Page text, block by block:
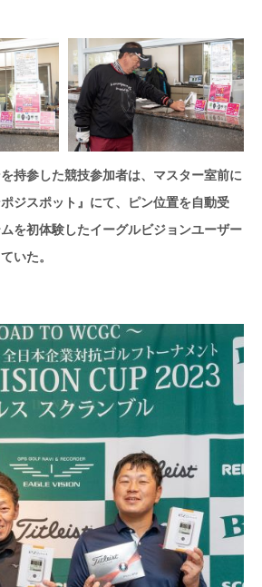
持参した競技参加者は、マスター室前に
ジスポット』にて、ピン位置を自動受
を初体験したイーグルビジョンユーザー
いた。